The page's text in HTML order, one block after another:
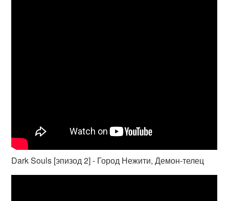
Dark Souls [эпизод 2] - Город Нежити, Демон-телец